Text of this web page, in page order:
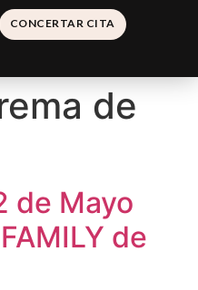
CONCERTAR CITA
de
de Mayo
de